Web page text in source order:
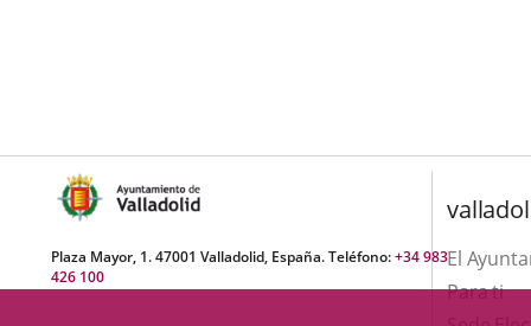
Plaza Mayor, 1. 47001 Valladolid, España. Teléfono:+34 983
426 100
El
Para ti